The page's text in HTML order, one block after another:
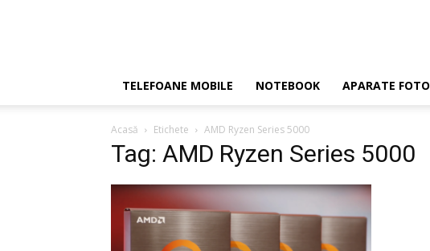
TELEFOANE MOBILE NOTEBOOK APARATE FOTO
Acasă Etichete AMD Ryzen Series 5000
Tag: AMD Ryzen Series 5000